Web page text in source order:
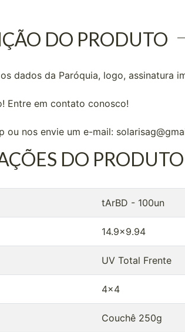
DO PRODUTO
dados da Paróquia, logo, assinatura
Entre em contato conosco!
nos envie um e-mail:
DO PRODUTO
tArBD - 100un
14.9x9.94
UV Total Frente
4x4
Couchê 250g